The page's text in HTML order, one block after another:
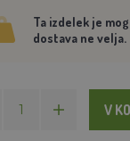
Ta izdelek je
dostava ne velja.
V